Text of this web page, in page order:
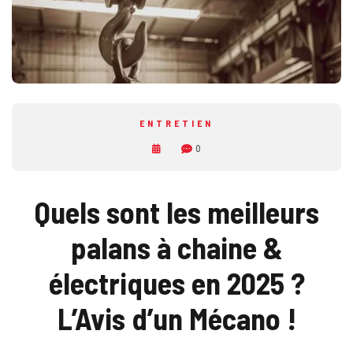
ENTRETIEN
0
Quels sont les meilleurs
palans à chaine &
électriques en 2025 ?
L’Avis d’un Mécano !